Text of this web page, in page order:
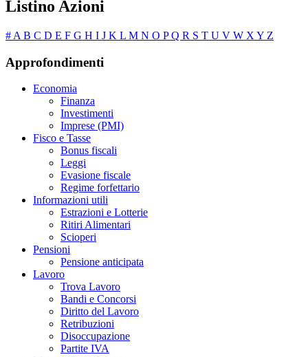
Listino Azioni
# A B C D E F G H I J K L M N O PQ R S T U V W X Y Z
Approfondimenti
Economia
Finanza
Investimenti
Imprese (PMI)
Fisco e Tasse
Bonus fiscali
Leggi
Evasione fiscale
Regime forfettario
Informazioni utili
Estrazioni e Lotterie
Ritiri Alimentari
Scioperi
Pensioni
Pensione anticipata
Lavoro
Trova Lavoro
Bandi e Concorsi
Diritto del Lavoro
Retribuzioni
Disoccupazione
Partite IVA